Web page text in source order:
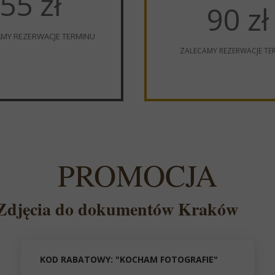
PROMOCJA
KOD RABATOWY: "KOCHAM FOTOGRAFIE"
REZERWACJE TERMINU 90 zł
ZALECAMY REZERWACJE
do dokumentów Kraków